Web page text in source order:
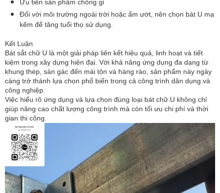
Ưu tiên sản phẩm chống gỉ
Đối với môi trường ngoài trời hoặc ẩm ướt, nên chọn bát U mạ
kẽm để tăng tuổi thọ sử dụng.
Kết Luận
Bát sắt chữ U là một giải pháp liên kết hiệu quả, linh hoạt và tiết
kiệm trong xây dựng hiện đại. Với khả năng ứng dụng đa dạng từ
khung thép, sàn gác đến mái tôn và hàng rào, sản phẩm này ngày
càng trở thành lựa chọn phổ biến trong cả công trình dân dụng và
công nghiệp.
Việc hiểu rõ ứng dụng và lựa chọn đúng loại bát chữ U không chỉ
giúp nâng cao chất lượng công trình mà còn tối ưu chi phí và thời
gian thi công.